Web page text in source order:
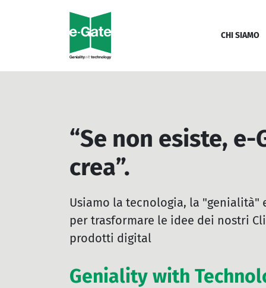
CHI SIAMO
“Se non esiste, e-
crea”.
Usiamo la tecnologia, la "genialità"
per trasformare le idee dei nostri
prodotti digital
Geniality with